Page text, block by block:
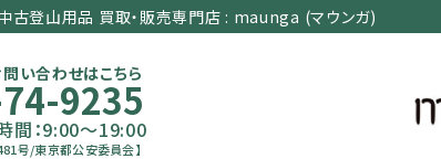
中古登山用品 買取・販売専門店 : maunga (マウンガ)
い合わせはこちら
9235
：9:00～19:00
号/東京都公安委員会】